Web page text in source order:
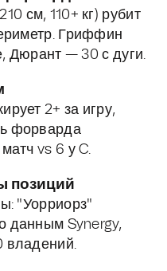
см, 110+ кг) рубит
Гриффин
Дюрант — 30 с дуги.
2+ за игру,
форварда
vs 6 у C.
позиций
"Уорриорз"
данным Synergy,
владений.